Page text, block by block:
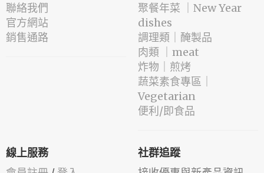
聯絡我們
官方網站
銷售通路
️聚餐年菜 ｜New Year
dishes
️調理類｜醃製品
肉類 ｜meat
️炸物｜煎烤
蔬菜素食專區｜
Vegetarian
便利/即食品
線上服務 社群追蹤